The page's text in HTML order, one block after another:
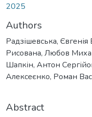
2025
Authors
Радзішевська, Євгенія
Рисована, Любов
Шапкін, Антон
Алексеєнко, Роман
Abstract